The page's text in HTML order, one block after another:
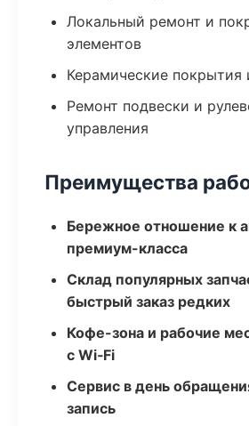
Локальный ремонт и
элементов
Керамические покрытия
Ремонт подвески и
управления
Преимущества
Бережное отношение к
премиум-класса
Склад популярных
быстрый заказ редких
Кофе-зона и рабочие
с Wi‑Fi
Сервис в день
запись